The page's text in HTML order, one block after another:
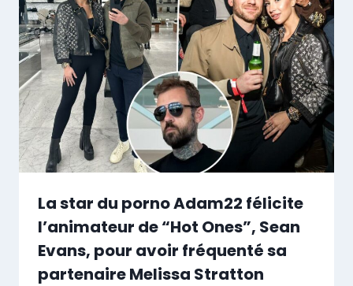
La star du porno Adam22 félicite
l’animateur de “Hot Ones”, Sean
Evans, pour avoir fréquenté sa
partenaire Melissa Stratton